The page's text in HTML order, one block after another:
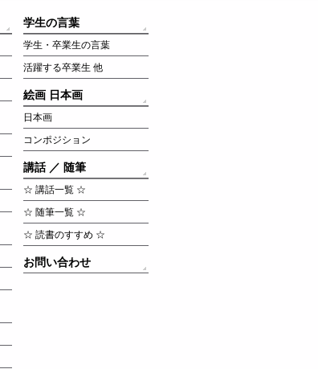
学生の言葉
学生・卒業生の言葉
活躍する卒業生 他
絵画 日本画
日本画
コンポジション
講話 ／ 随筆
☆ 講話一覧 ☆
☆ 随筆一覧 ☆
☆ 読書のすすめ ☆
お問い合わせ